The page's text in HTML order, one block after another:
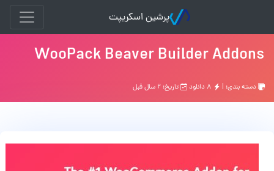
پرشین اسکریپت
WooPack Beaver Builder Addons
دسته بندی: | تاریخ: ۲ سال قبل